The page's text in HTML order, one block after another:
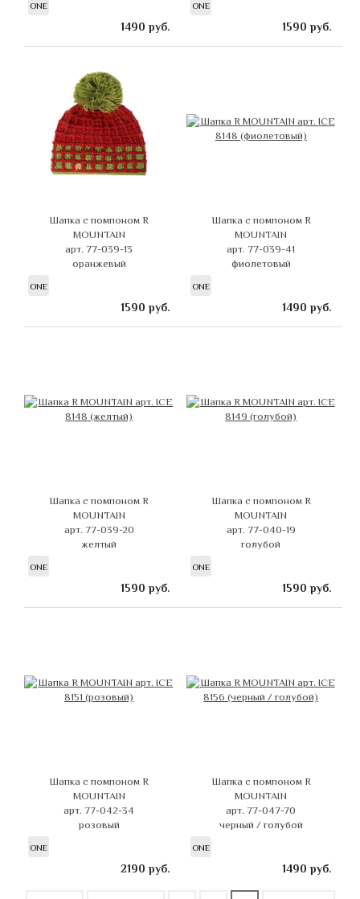
ONE
1490 руб.
ONE
1590 руб.
Шапка с помпоном R
MOUNTAIN
арт. 77-039-13
оранжевый
ONE
1590 руб.
Шапка с помпоном R
MOUNTAIN
арт. 77-039-41
фиолетовый
ONE
1490 руб.
Шапка с помпоном R
MOUNTAIN
арт. 77-039-20
желтый
ONE
1590 руб.
Шапка с помпоном R
MOUNTAIN
арт. 77-040-19
голубой
ONE
1590 руб.
Шапка с помпоном R
MOUNTAIN
арт. 77-042-34
розовый
ONE
2190 руб.
Шапка с помпоном R
MOUNTAIN
арт. 77-047-70
черный / голубой
ONE
1490 руб.